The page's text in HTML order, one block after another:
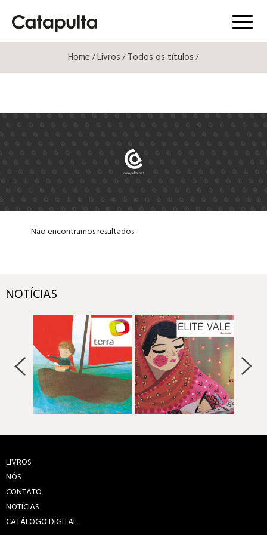
Menú
Home/Livros/Todos os títulos/
Não encontramos resultados.
NOTÍCIAS
LIVROS
NÓS
CONTATO
NOTÍCIAS
CATÁLOGO DIGITAL